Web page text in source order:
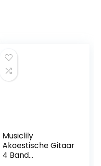
Musiclily
Akoestische Gitaar
4 Band